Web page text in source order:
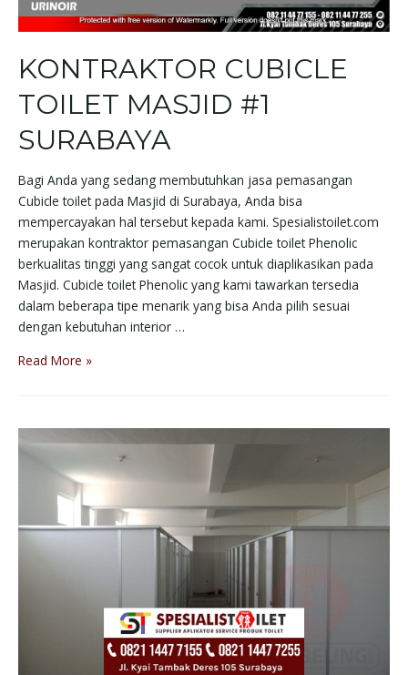
KONTRAKTOR CUBICLE
TOILET MASJID #1
SURABAYA
Bagi Anda yang sedang membutuhkan jasa pemasangan
Cubicle toilet pada Masjid di Surabaya, Anda bisa
mempercayakan hal tersebut kepada kami. Spesialistoilet.com
merupakan kontraktor pemasangan Cubicle toilet Phenolic
berkualitas tinggi yang sangat cocok untuk diaplikasikan pada
Masjid. Cubicle toilet Phenolic yang kami tawarkan tersedia
dalam beberapa tipe menarik yang bisa Anda pilih sesuai
dengan kebutuhan interior …
Read More »